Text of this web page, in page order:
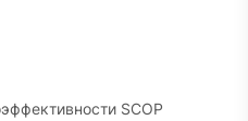
SCOP